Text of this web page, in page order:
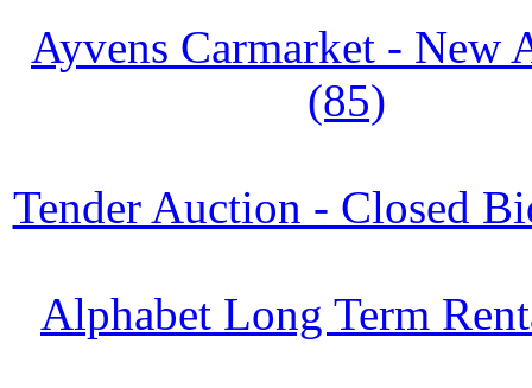
Ayvens Carmarket - New
(85)
Tender Auction - Closed
Alphabet Long Term